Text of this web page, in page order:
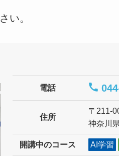
い。
電話
住所
〒211-
神奈川
開講中のコース AI学習